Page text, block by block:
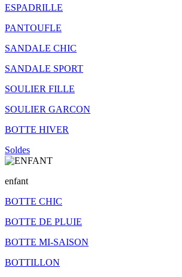
ESPADRILLE
PANTOUFLE
SANDALE CHIC
SANDALE SPORT
SOULIER FILLE
SOULIER GARCON
BOTTE HIVER
Soldes
enfant
BOTTE CHIC
BOTTE DE PLUIE
BOTTE MI-SAISON
BOTTILLON